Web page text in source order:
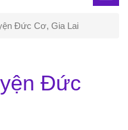
Đức Cơ, Gia Lai
Đức